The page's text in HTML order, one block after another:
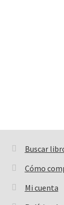
Buscar
Buscar:
Cómo
Mi cuenta